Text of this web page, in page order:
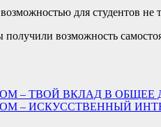
для студентов
получили возможность
– ТВОЙ ВКЛАД В ОБЩЕЕ
– ИСКУССТВЕННЫЙ